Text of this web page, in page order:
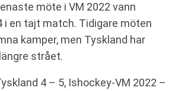
möte i VM 2022 vann
i en tajt match. Tidigare möten
kamper, men Tyskland har
strået.
4 – 5, Ishockey-VM 2022 –